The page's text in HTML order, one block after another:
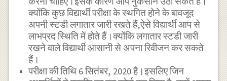
क्योंकि कुछ विद्यार्थी परीक्षा के स्थगित होने के बावजूद
अपनी स्टडी लगातार जारी रखते हैं,ऐसे विद्यार्थी आप से
लाभप्रद स्थिति में होते हैं।क्योंकि लगातार स्टडी जारी
रखने वाले विद्यार्थी आसानी से अपना रिवीजन कर सकते
हैं।
परीक्षा की तिथि 6 सितंबर, 2020 है।इसलिए जिन